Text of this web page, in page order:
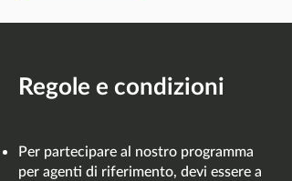
Regole e condizioni
Per partecipare al nostro programma
per agenti di riferimento, devi essere a